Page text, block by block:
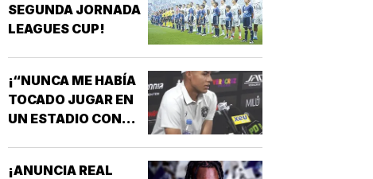
SEGUNDA JORNADA
LEAGUES CUP!
¡“NUNCA ME HABÍA
TOCADO JUGAR EN
UN ESTADIO CON
¡ANUNCIA REAL